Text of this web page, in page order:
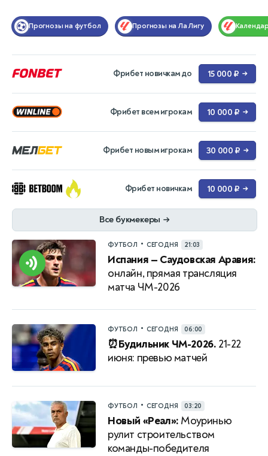
Прогнозы на футбол Прогнозы на Ла Лигу
Фрибет новичкам до 15 000 ₽ →
Фрибет всем игрокам 10 000 ₽ →
Фрибет новым игрокам 30 000 ₽ →
Фрибет новичкам 10 000 ₽ →
Все букмекеры →
ФУТБОЛ • СЕГОДНЯ 21:03
Испания — Саудовская Аравия:
онлайн, прямая трансляция
матча ЧМ-2026
ФУТБОЛ • СЕГОДНЯ 06:00
⏰Будильник ЧМ-2026. 21-22
июня: превью матчей
ФУТБОЛ • СЕГОДНЯ 03:20
Новый «Реал»: Моуринью
рулит строительством
команды-победителя